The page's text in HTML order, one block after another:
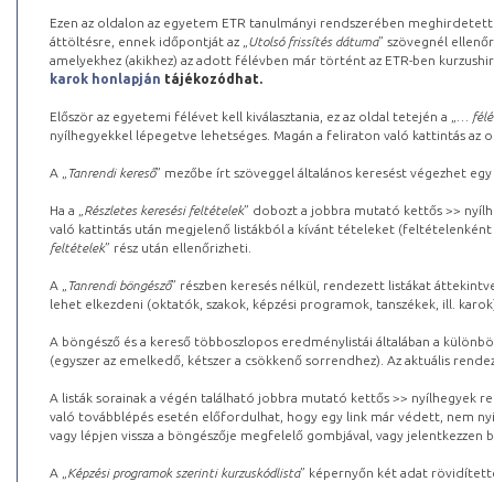
Ezen az oldalon az egyetem ETR tanulmányi rendszerében
áttöltésre, ennek időpontját az „ Utolsó frissítés dátuma” szövegnél
amelyekhez (akikhez) az adott félévben már történt az ETR-ben
karok honlapján tájékozódhat.
Először az egyetemi félévet kell kiválasztania, ez az oldal tetején a „
…
nyílhegyekkel lépegetve lehetséges. Magán a feliraton való kattintás az
A „ Tanrendi kereső” mezőbe írt szöveggel általános keresést végezhet
Ha a „ Részletes keresési feltételek” dobozt a jobbra mutató kettős >>
való kattintás után megjelenő listákból a kívánt tételeket (feltételenként
feltételek” rész után ellenőrizheti.
A „ Tanrendi böngésző” részben keresés nélkül, rendezett listákat
lehet elkezdeni (oktatók, szakok, képzési programok, tanszékek, ill.
A böngésző és a kereső többoszlopos eredménylistái általában a
(egyszer az emelkedő, kétszer a csökkenő sorrendhez). Az aktuális
A listák sorainak a végén található jobbra mutató kettős >> nyílhegyek
való továbblépés esetén előfordulhat, hogy egy link már védett, nem
vagy lépjen vissza a böngészője megfelelő gombjával, vagy
A „ Képzési programok szerinti kurzuskódlista” képernyőn két adat